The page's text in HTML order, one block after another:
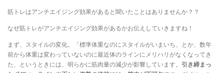
筋トレはアンチエイジング効果があると聞いたことはありませんか？？
なぜ筋トレがアンチエイジング効果があるかお伝えしていきますね！
まず、スタイルの変化。「標準体重なのにスタイルがいまいち、とか、数年
前から体重は変わっていないのに最近体のラインにメリハリがなくなってき
た、というときには、明らかに筋肉量の減少が影響しています。 引き締まっ